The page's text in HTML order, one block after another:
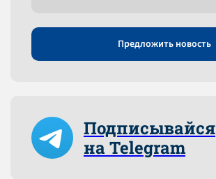
Предложить новость
Подписывайся
на Telegram